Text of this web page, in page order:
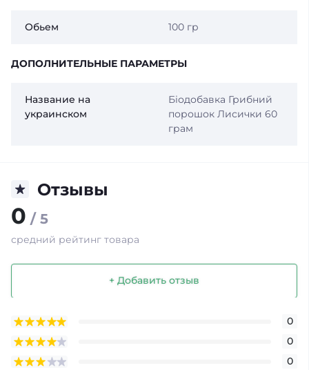
Обьем 100 гр
ДОПОЛНИТЕЛЬНЫЕ ПАРАМЕТРЫ
Название на
украинском
Біодобавка Грибний
порошок Лисички 60
грам
Отзывы
0 / 5
средний рейтинг товара
+ Добавить отзыв
0
0
0